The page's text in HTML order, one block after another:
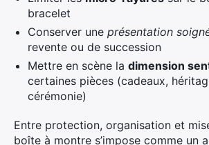
bracelet
Conserver une présentation
revente ou de succession
Mettre en scène la dimension
certaines pièces (cadeaux,
cérémonie)
Entre protection, organisation et
boîte à montre s’impose comme un